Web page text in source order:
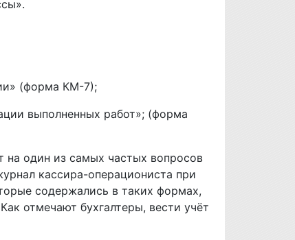
(форма КМ-7);
выполненных работ»; (форма
один из самых частых вопросов
кассира-операциониста при
содержались в таких формах,
отмечают бухгалтеры, вести учёт